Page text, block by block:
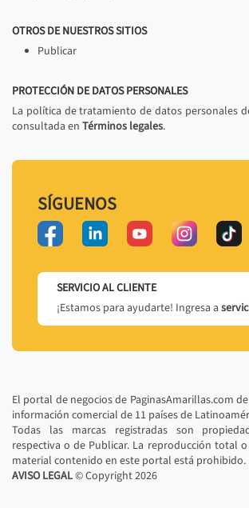
OTROS DE NUESTROS SITIOS
Publicar
PROTECCIÓN DE DATOS PERSONALES
La política de tratamiento de datos personales
consultada en Términos legales.
SÍGUENOS
SERVICIO AL CLIENTE
¡Estamos para ayudarte! Ingresa a
El portal de negocios de PaginasAmarillas.com
información comercial de 11 países de
Todas las marcas registradas son
respectiva o de Publicar. La reproducción total
material contenido en este portal está prohibido.
AVISO LEGAL© Copyright2026